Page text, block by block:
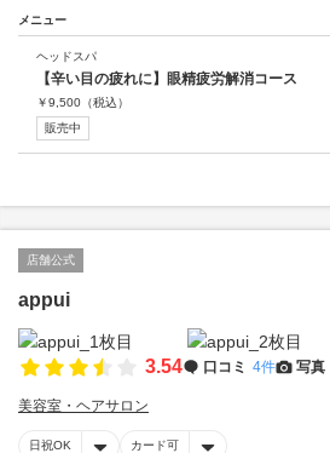
メニュー
ヘッドスパ
【辛い目の疲れに】眼精疲労解消コース
￥9,500 （税込）
販売中
店舗公式
appui
3.54 口コミ 4件 写真
美容室・ヘアサロン
日祝OK カード可